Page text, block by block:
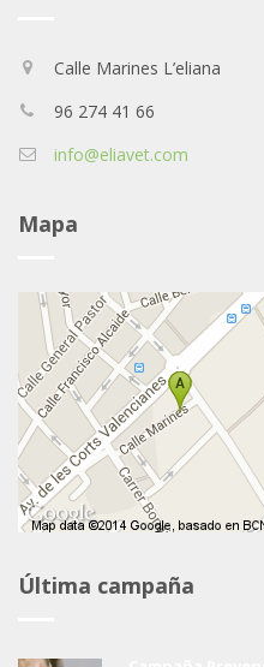
Calle Marines L’eliana
96 274 41 66
info@eliavet.com
Mapa
Última campaña